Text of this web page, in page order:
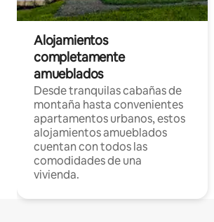
Alojamientos
completamente
amueblados
Desde tranquilas cabañas de
montaña hasta convenientes
apartamentos urbanos, estos
alojamientos amueblados
cuentan con todos las
comodidades de una
vivienda.